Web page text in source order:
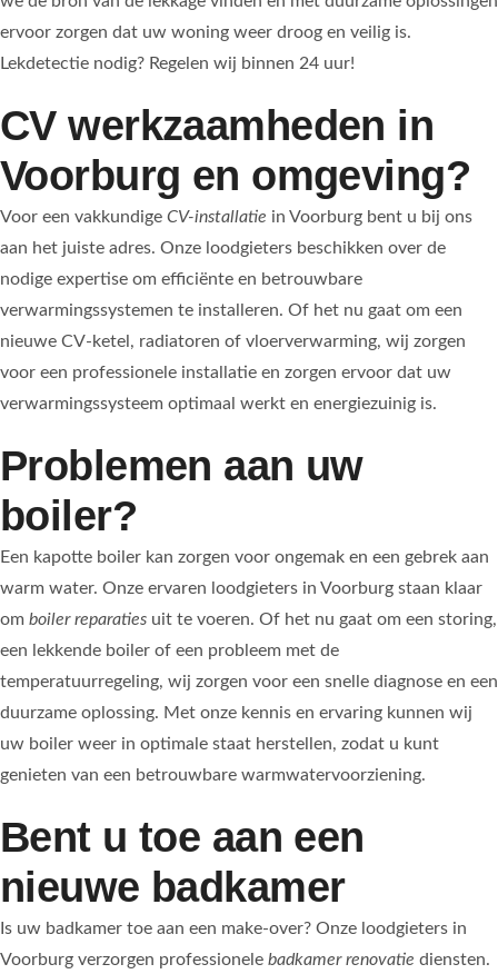
ervoor zorgen dat uw woning weer droog en veilig is.
Lekdetectie nodig? Regelen wij binnen 24 uur!
CV werkzaamheden in
Voorburg en omgeving?
Voor een vakkundige CV-installatie in Voorburg bent u bij ons
aan het juiste adres. Onze loodgieters beschikken over de
nodige expertise om efficiënte en betrouwbare
verwarmingssystemen te installeren. Of het nu gaat om een
nieuwe CV-ketel, radiatoren of vloerverwarming, wij zorgen
voor een professionele installatie en zorgen ervoor dat uw
verwarmingssysteem optimaal werkt en energiezuinig is.
Problemen aan uw
boiler?
Een kapotte boiler kan zorgen voor ongemak en een gebrek aan
warm water. Onze ervaren loodgieters in Voorburg staan klaar
om boiler reparatiesuit te voeren. Of het nu gaat om een storing,
een lekkende boiler of een probleem met de
temperatuurregeling, wij zorgen voor een snelle diagnose en een
duurzame oplossing. Met onze kennis en ervaring kunnen wij
uw boiler weer in optimale staat herstellen, zodat u kunt
genieten van een betrouwbare warmwatervoorziening.
Bent u toe aan een
nieuwe badkamer
Is uw badkamer toe aan een make-over? Onze loodgieters in
Voorburg verzorgen professionele badkamer renovatie diensten.